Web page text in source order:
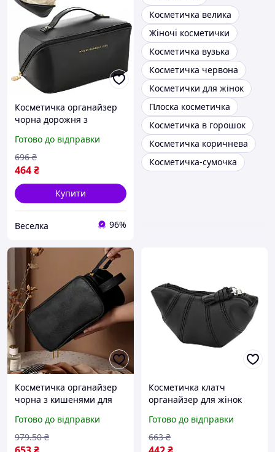
Косметичка органайзер
чорна дорожня з
косметики та аксесуарів
для жінок FLAME
Готово до відправки
464₴
696 ₴
Купити
Веселка 96%
Косметичка велика
Жіночі косметички
Косметичка вузька
Косметичка червона
Косметички для жінок
Плоска косметичка
Косметичка в горошок
Косметичка коричнева
Косметичка-сумочка
Косметичка органайзер
чорна з кишенями для
зберігання косметики
FLAME
Готово до відправки
979.50 ₴
Косметичка клатч
органайзер для жінок
компактна повсякденна
елегантна FLAME
Готово до відправки
663 ₴